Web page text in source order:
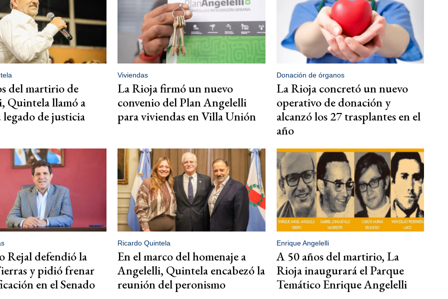
del martirio de
Quintela llamó a
legado de justicia
Viviendas
La Rioja firmó un nuevo
convenio del Plan Angelelli
para viviendas en Villa Unión
Donación de órganos
La Rioja concretó un nuevo
operativo de donación y
alcanzó los 27 trasplantes en el
año
Rejal defendió la
y pidió frenar
en el Senado
Ricardo Quintela
En el marco del homenaje a
Angelelli, Quintela encabezó la
reunión del peronismo
Enrique Angelelli
A 50 años del martirio, La
Rioja inaugurará el Parque
Temático Enrique Angelelli